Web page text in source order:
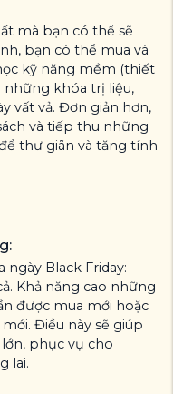
mà bạn có thể sẽ
bạn có thể mua và
kỹ năng mềm (thiết
những khóa trị liệu,
vất vả. Đơn giản hơn,
và tiếp thu những
thư giãn và tăng tính
Black Friday:
Khả năng cao những
được mua mới hoặc
Điều này sẽ giúp
phục vụ cho
lai.